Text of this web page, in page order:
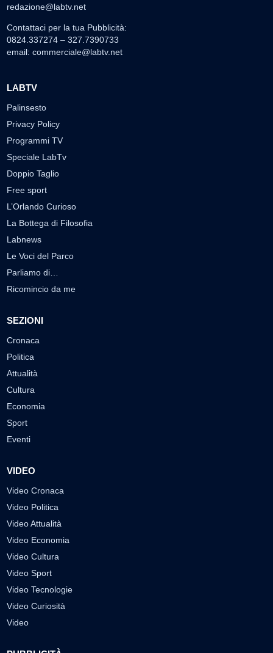
redazione@labtv.net
Contattaci per la tua Pubblicità:
0824.337274 – 327.7390733
email: commerciale@labtv.net
LABTV
Palinsesto
Privacy Policy
Programmi TV
Speciale LabTv
Doppio Taglio
Free sport
L’Orlando Curioso
La Bottega di Filosofia
Labnews
Le Voci del Parco
Parliamo di…
Ricomincio da me
SEZIONI
Cronaca
Politica
Attualità
Cultura
Economia
Sport
Eventi
VIDEO
Video Cronaca
Video Politica
Video Attualità
Video Economia
Video Cultura
Video Sport
Video Tecnologie
Video Curiosità
Video